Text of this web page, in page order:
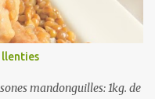
llenties
mandonguilles: 1kg. de